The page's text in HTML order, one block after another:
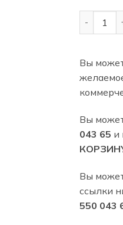
Вы
Вы
043 65 и
Вы
ссылки
550 043